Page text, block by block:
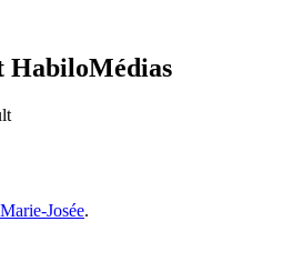
HabiloMédias
Josée.